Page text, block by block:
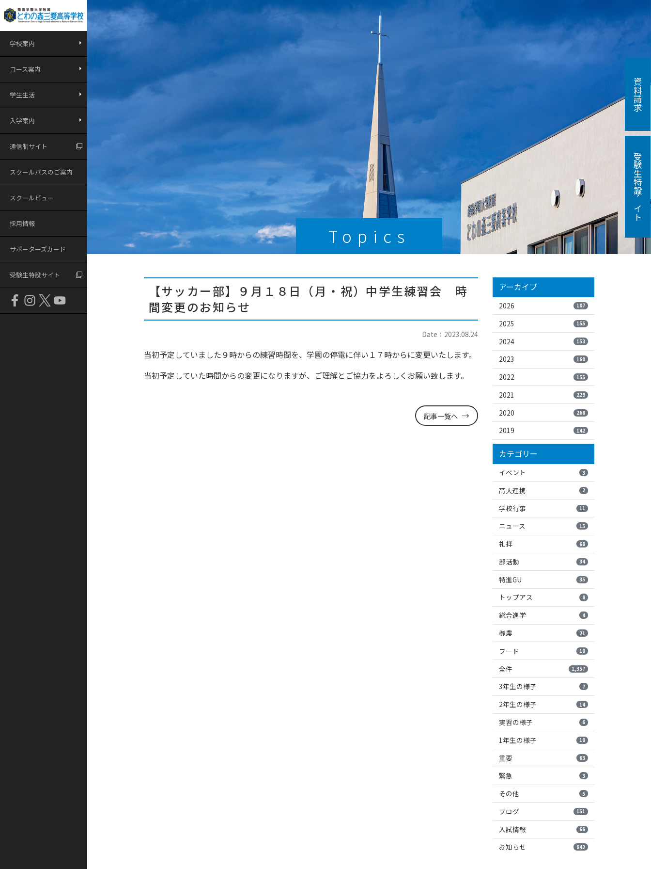
学校案内
コース案内
学生生活
入学案内
通信制サイト
スクールバスのご案内
スクールビュー
採用情報
サポーターズカード
受験生特設サイト
Topics
【サッカー部】９月１８日（月・祝）中学生練習会 時
間変更のお知らせ
Date：2023.08.24
当初予定していました９時からの練習時間を、学園の停電に伴い１７時からに変更いたします。
当初予定していた時間からの変更になりますが、ご理解とご協力をよろしくお願い致します。
記事一覧へ
アーカイブ
2026 107
2025 155
2024 153
2023 160
2022 155
2021 229
2020 268
2019 142
カテゴリー
イベント 3
高大連携 2
学校行事 11
ニュース 15
礼拝 68
部活動 34
特進GU 35
トップアス 8
総合進学 4
機農 21
フード 10
全件 1,357
3年生の様子 7
2年生の様子 14
実習の様子 6
1年生の様子 10
重要 63
緊急 3
その他 5
ブログ 151
入試情報 66
お知らせ 842
資料請求
受験生特設サイト